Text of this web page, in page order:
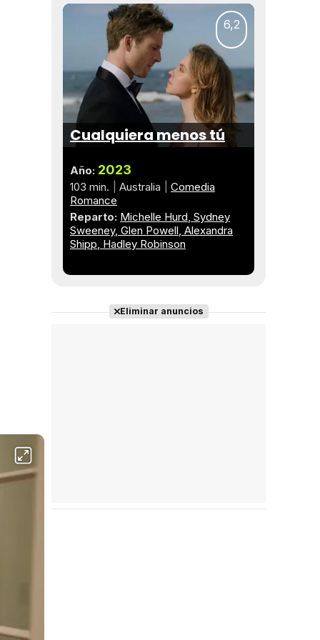
6,2
Cualquiera menos tú
Año: 2023
103 min. Australia
Comedia
Romance
Reparto: Michelle Hurd Sydney
Sweeney Glen Powell Alexandra
Shipp Hadley Robinson
Eliminar anuncios